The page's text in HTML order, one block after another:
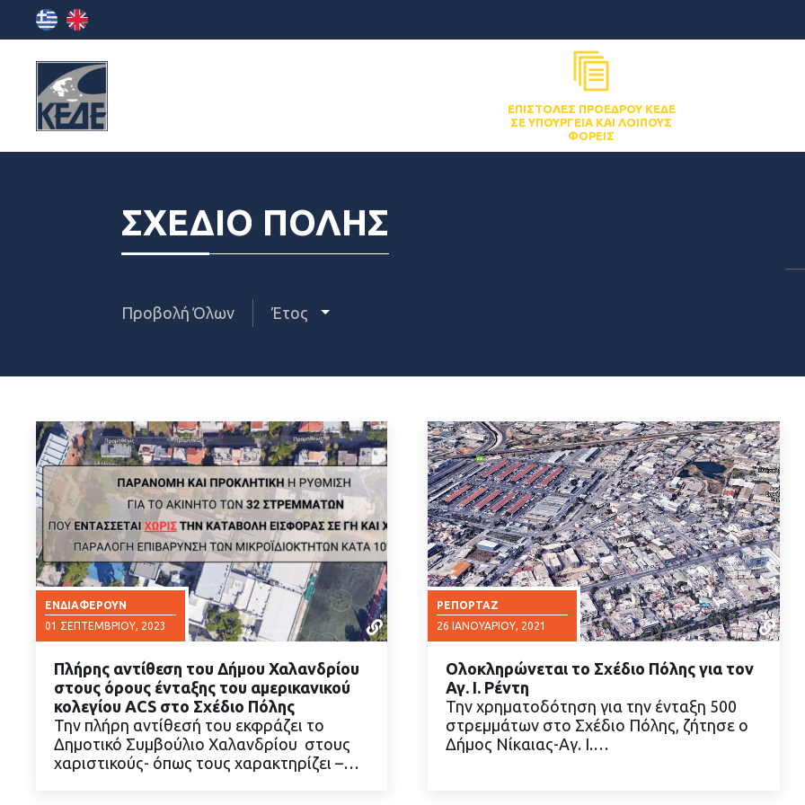
ΕΠΙΣΤΟΛΈΣ ΠΡΟΈΔΡΟΥ ΚΕΔΕ
ΣΕ ΥΠΟΥΡΓΕΊΑ ΚΑΙ ΛΟΙΠΟΎΣ
ΦΟΡΕΊΣ
ΣΧΕΔΙΟ ΠΟΛΗΣ
Προβολή Όλων Έτος
ΕΝΔΙΑΦΈΡΟΥΝ
01 ΣΕΠΤΕΜΒΡΊΟΥ, 2023
ΔΙΑΒΑΣΤΕ ΠΕΡΙΣΣΟΤΕΡΑ
Πλήρης αντίθεση του Δήμου Χαλανδρίου
στους όρους ένταξης του αμερικανικού
κολεγίου ACS στο Σχέδιο Πόλης
Την πλήρη αντίθεσή του εκφράζει το
Δημοτικό Συμβούλιο Χαλανδρίου στους
χαριστικούς- όπως τους χαρακτηρίζει –…
ΡΕΠΟΡΤΆΖ
26 ΙΑΝΟΥΑΡΊΟΥ, 2021
ΔΙΑΒΑΣΤΕ ΠΕΡΙΣΣΟΤΕΡΑ
Ολοκληρώνεται το Σχέδιο Πόλης για τον
Αγ. Ι. Ρέντη
Την χρηματοδότηση για την ένταξη 500
στρεμμάτων στο Σχέδιο Πόλης, ζήτησε ο
Δήμος Νίκαιας-Αγ. Ι.…